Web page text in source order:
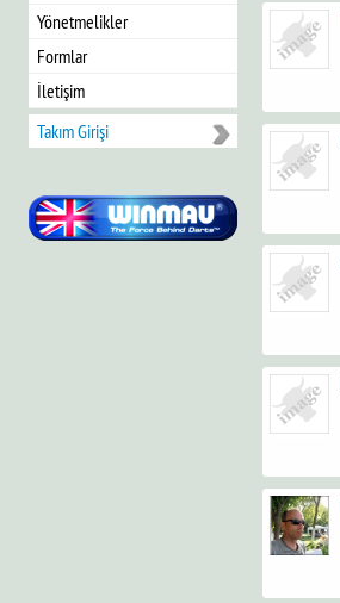
Yönetmelikler
Formlar
İletişim
Takım Girişi